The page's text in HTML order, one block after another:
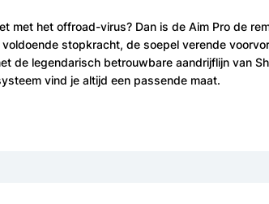
met het offroad-virus? Dan is de Aim Pro de
stopkracht, de soepel verende
de legendarisch betrouwbare aandrijflijn van
vind je altijd een passende maat.